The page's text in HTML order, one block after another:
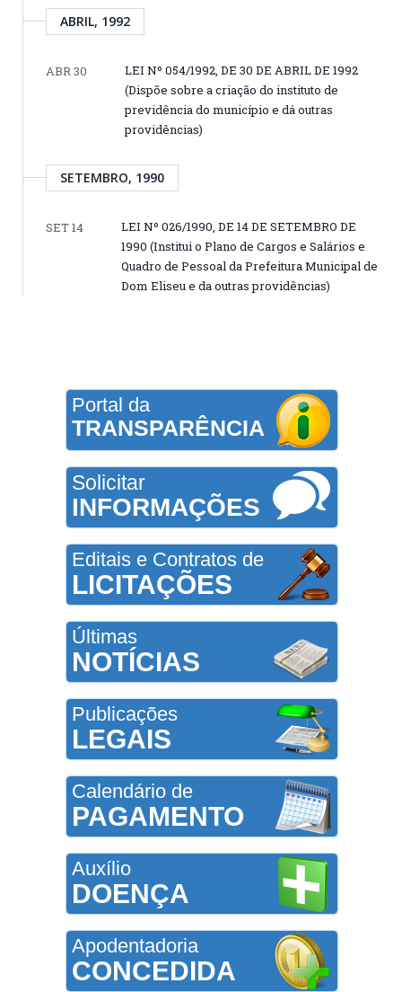
ABRIL, 1992
ABR 30
LEI Nº 054/1992, DE 30 DE ABRIL DE 1992
(Dispõe sobre a criação do instituto de
previdência do município e dá outras
providências)
SETEMBRO, 1990
SET 14
LEI Nº 026/1990, DE 14 DE SETEMBRO DE
1990 (Institui o Plano de Cargos e Salários e
Quadro de Pessoal da Prefeitura Municipal de
Dom Eliseu e da outras providências)
Portal da
TRANSPARÊNCIA
Solicitar
INFORMAÇÕES
Editais e Contratos de
LICITAÇÕES
Últimas
NOTÍCIAS
Publicações
LEGAIS
Calendário de
PAGAMENTO
Auxílio
DOENÇA
Apodentadoria
CONCEDIDA